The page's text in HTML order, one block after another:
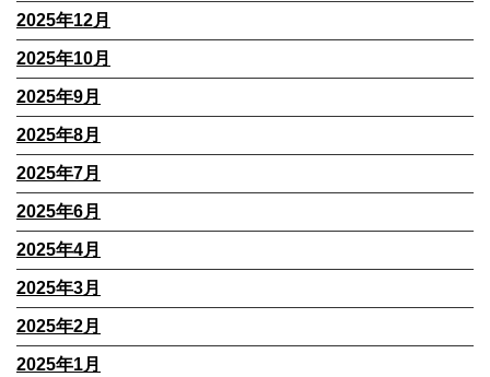
2025年12月
2025年10月
2025年9月
2025年8月
2025年7月
2025年6月
2025年4月
2025年3月
2025年2月
2025年1月